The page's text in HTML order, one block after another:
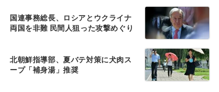
国連事務総長、ロシアとウクライナ
両国を非難 民間人狙った攻撃めぐり
北朝鮮指導部、夏バテ対策に犬肉ス
ープ「補身湯」推奨